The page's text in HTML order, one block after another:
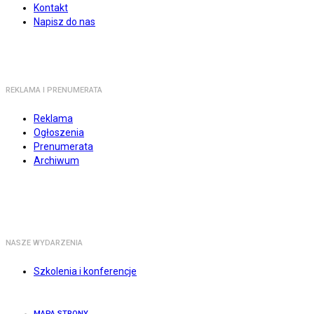
Kontakt
Napisz do nas
REKLAMA I PRENUMERATA
Reklama
Ogłoszenia
Prenumerata
Archiwum
NASZE WYDARZENIA
Szkolenia i konferencje